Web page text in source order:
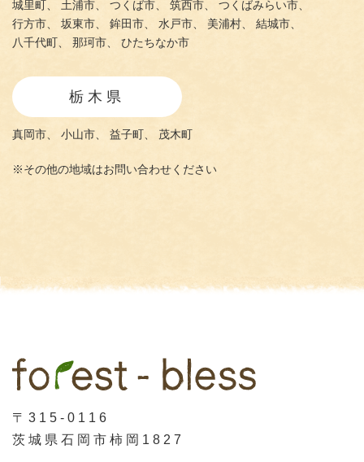
城里町、
土浦市、 つくば市、 筑西市、
つくばみらい市、
行方市、
坂東市、 鉾田市、 水戸市、 美浦村、
結城市、
八千代町、
那珂市、 ひたちなか市
栃木県
真岡市、 小山市、 益子町、 茂木町
※その他の地域はお問い合わせください
〒315-0116
茨城県石岡市柿岡1827